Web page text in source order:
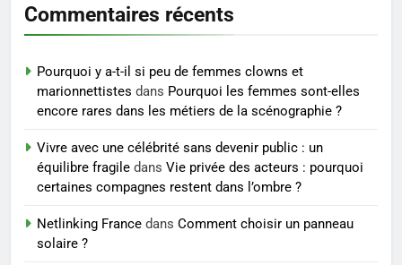
6
peau éclatante grâce à The
Ordinary
SANTÉ
7
Prévenir les chutes chez les
exercices
BIEN ÊTRE
Commentaires récents
Pourquoi y a-t-il si peu de femmes clowns et
marionnettistes dans Pourquoi les femmes sont-elles
encore rares dans les métiers de la scénographie ?
Vivre avec une célébrité sans devenir public : un
équilibre fragile dans Vie privée des acteurs : pourquoi
certaines compagnes restent dans l’ombre ?
Netlinking France dans Comment choisir un panneau
solaire ?